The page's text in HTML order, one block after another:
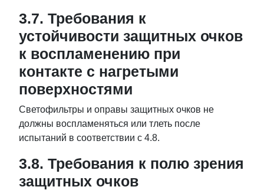
3.7. Требования к
устойчивости защитных очков
к воспламенению при
контакте с нагретыми
поверхностями
Светофильтры и оправы защитных очков не
должны воспламеняться или тлеть после
испытаний в соответствии с 4.8.
3.8. Требования к полю зрения
защитных очков